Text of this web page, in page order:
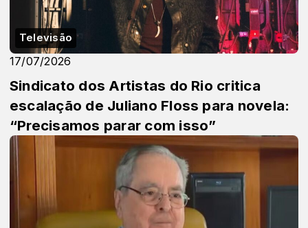
Televisão
17/07/2026
Sindicato dos Artistas do Rio critica
escalação de Juliano Floss para novela:
“Precisamos parar com isso”